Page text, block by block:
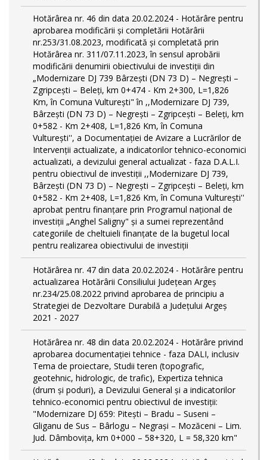
Hotărârea nr. 46 din data 20.02.2024 - Hotărâre pentru
aprobarea modificării şi completării Hotărârii
nr.253/31.08.2023, modificată și completată prin
Hotărârea nr. 311/07.11.2023, în sensul aprobării
modificării denumirii obiectivului de investiții din
„Modernizare DJ 739 Bârzeşti (DN 73 D) – Negrești –
Zgripcești – Beleți, km 0+474 - Km 2+300, L=1,826
Km, în Comuna Vulturești" în ,,Modernizare DJ 739,
Bârzeşti (DN 73 D) – Negrești – Zgripcești – Beleți, km
0+582 - Km 2+408, L=1,826 Km, în Comuna
Vulturești'', a Documentației de Avizare a Lucrărilor de
Intervenții actualizate, a indicatorilor tehnico-economici
actualizati, a devizului general actualizat - faza D.A.L.I.
pentru obiectivul de investiţii ,,Modernizare DJ 739,
Bârzeşti (DN 73 D) – Negrești – Zgripcești – Beleți, km
0+582 - Km 2+408, L=1,826 Km, în Comuna Vulturești''
aprobat pentru finanțare prin Programul național de
investiții „Anghel Saligny" și a sumei reprezentând
categoriile de cheltuieli finanțate de la bugetul local
pentru realizarea obiectivului de investiții
Hotărârea nr. 47 din data 20.02.2024 - Hotărâre pentru
actualizarea Hotărârii Consiliului Județean Argeș
nr.234/25.08.2022 privind aprobarea de principiu a
Strategiei de Dezvoltare Durabilă a Județului Argeș
2021 - 2027
Hotărârea nr. 48 din data 20.02.2024 - Hotărâre privind
aprobarea documentației tehnice - faza DALI, inclusiv
Tema de proiectare, Studii teren (topografic,
geotehnic, hidrologic, de trafic), Expertiza tehnica
(drum și poduri), a Devizului General și a indicatorilor
tehnico-economici pentru obiectivul de investiții:
"Modernizare DJ 659: Pitești – Bradu – Suseni –
Gliganu de Sus – Bârlogu – Negrași – Mozăceni – Lim.
Jud. Dâmboviţa, km 0+000 – 58+320, L = 58,320 km"